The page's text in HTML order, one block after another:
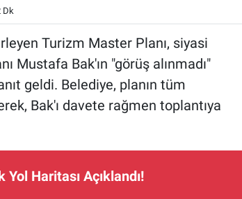
Dk
Turizm Master Planı, siyasi
Mustafa Bak'ın "görüş alınmadı"
geldi. Belediye, planın tüm
Bak'ı davete rağmen toplantıya
Yol Haritası Açıklandı!